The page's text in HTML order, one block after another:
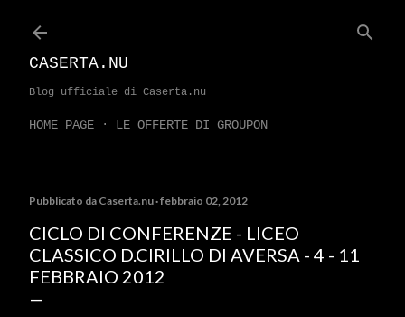
CASERTA.NU
Blog ufficiale di Caserta.nu
HOME PAGE LE OFFERTE DI GROUPON
Pubblicato da Caserta.nu febbraio 02, 2012
CICLO DI CONFERENZE - LICEO
CLASSICO D.CIRILLO DI AVERSA - 4 - 11
FEBBRAIO 2012